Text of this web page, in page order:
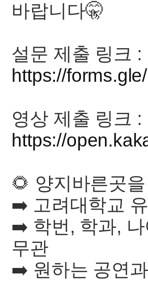
바랍니다🤫
설문 제출 링크 :
https://
영상 제출 링크 :
https://
🌻 양지바른곳
➡️ 고려대학교
➡️ 학번, 학과, 나
무관
➡️ 원하는 공연